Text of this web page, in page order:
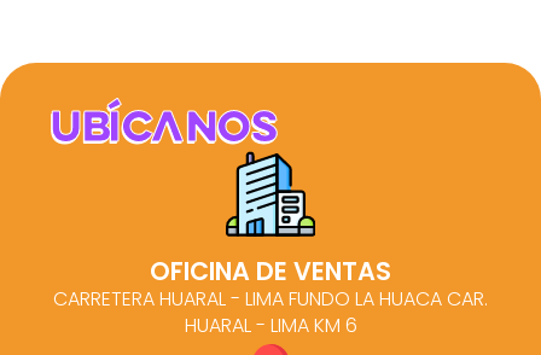
Ubícanos
OFICINA DE VENTAS
CARRETERA HUARAL - LIMA FUNDO LA HUACA CAR.
HUARAL - LIMA KM 6